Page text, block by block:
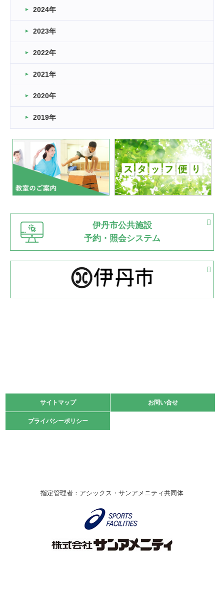
車いすバスケとRくんのお話
卒業・卒園の季節★
2026.03.11
緑ケ丘体育館
2022.11.03
緑ケ丘体育館
いたっぼーる大会☆彡
緑ケ丘体育館
2022.07.03
市内総合体育大会が開始
緑ケ丘体育館 猪名川運動広場
古池運動広場
2022.06.12
県知事杯争奪バレーボール大会が開催
緑ケ丘体育館
2022.05.05
体育協会長杯 バドミントン競技の部
2022.05.22
緑ケ丘体育館
2021.10.23
卓球選手権大会ラージボールの部開催☆
伊丹市総合体育大会 バレーボール大会が開催されました
なわとびイベントを開催しました！
2024年
2023年
2022年
2021年
2020年
2019年
伊丹市公共施設
予約・照会システム
サイトマップ お問い合せ
プライバシーポリシー
サイトマップ お問い合せ
プライバシーポリシー
指定管理者：アシックス・サンアメニティ共同体